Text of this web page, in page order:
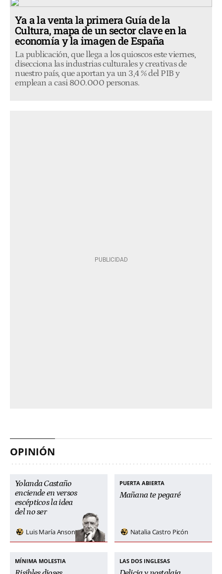
Ya a la venta la primera Guía de la
Cultura, mapa de un sector clave en la
economía y la imagen de España
La publicación, que llega a los quioscos este viernes,
disecciona las industrias culturales y creativas de
nuestro país, que aportan ya un 3,4 % del PIB y
emplean a casi 800.000 personas.
OPINIÓN
Yolanda Castaño
enciende en versos
escépticos la idea
del no ser
Luis María Anson
PUERTA ABIERTA
Mañana te pegaré
Natalia Castro Picón
MÍNIMA MOLESTIA LAS DOS INGLESAS